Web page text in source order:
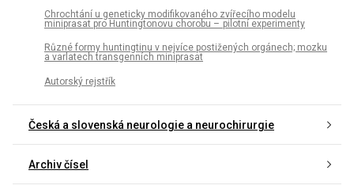
Chrochtání u geneticky modifikovaného zvířecího modelu
miniprasat pro Huntingtonovu chorobu – pilotní experimenty
Různé formy huntingtinu v nejvíce postižených orgánech; mozku
a varlatech transgenních miniprasat
Autorský rejstřík
Česká a slovenská neurologie a neurochirurgie
Archiv čísel